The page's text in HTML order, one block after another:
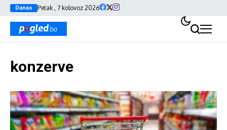
Danas Petak , 7 kolovoz 2026
konzerve